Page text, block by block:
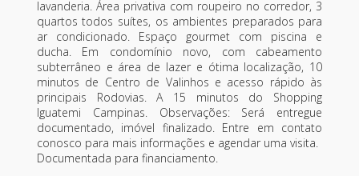
lavanderia. Área privativa com roupeiro no corredor, 3
quartos todos suítes, os ambientes preparados para
ar condicionado. Espaço gourmet com piscina e
ducha. Em condomínio novo, com cabeamento
subterrâneo e área de lazer e ótima localização, 10
minutos de Centro de Valinhos e acesso rápido às
principais Rodovias. A 15 minutos do Shopping
Iguatemi Campinas. Observações: Será entregue
documentado, imóvel finalizado. Entre em contato
conosco para mais informações e agendar uma visita.
Documentada para financiamento.